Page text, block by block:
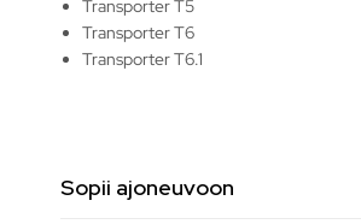
Transporter T5
Transporter T6
Transporter T6.1
Sopii ajoneuvoon